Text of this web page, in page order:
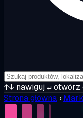
↑↓ nawiguj↵otwórz
Strona główna ›